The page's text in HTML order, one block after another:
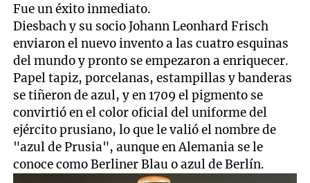
Fue un éxito inmediato.
Diesbach y su socio Johann Leonhard Frisch
enviaron el nuevo invento a las cuatro esquinas
del mundo y pronto se empezaron a enriquecer.
Papel tapiz, porcelanas, estampillas y banderas
se tiñeron de azul, y en 1709 el pigmento se
convirtió en el color oficial del uniforme del
ejército prusiano, lo que le valió el nombre de
"azul de Prusia", aunque en Alemania se le
conoce como Berliner Blau o azul de Berlín.